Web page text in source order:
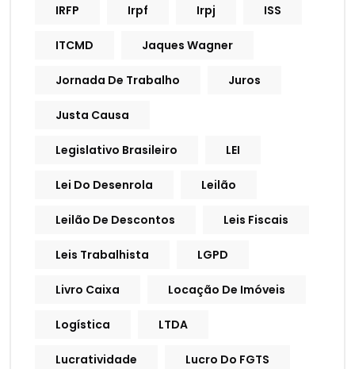
IRFP Irpf Irpj ISS
ITCMD Jaques Wagner
Jornada De Trabalho Juros
Justa Causa
Legislativo Brasileiro LEI
Lei Do Desenrola Leilão
Leilão De Descontos Leis Fiscais
Leis Trabalhista LGPD
Livro Caixa Locação De Imóveis
Logística LTDA
Lucratividade Lucro Do FGTS